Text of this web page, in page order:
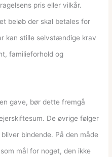
pris eller vilkår.
beløb der skal betales for
kan stille selvstændige krav
familieforhold og
gave, bør dette fremgå
De øvrige følger
bindende. På den måde
mål for noget, den ikke